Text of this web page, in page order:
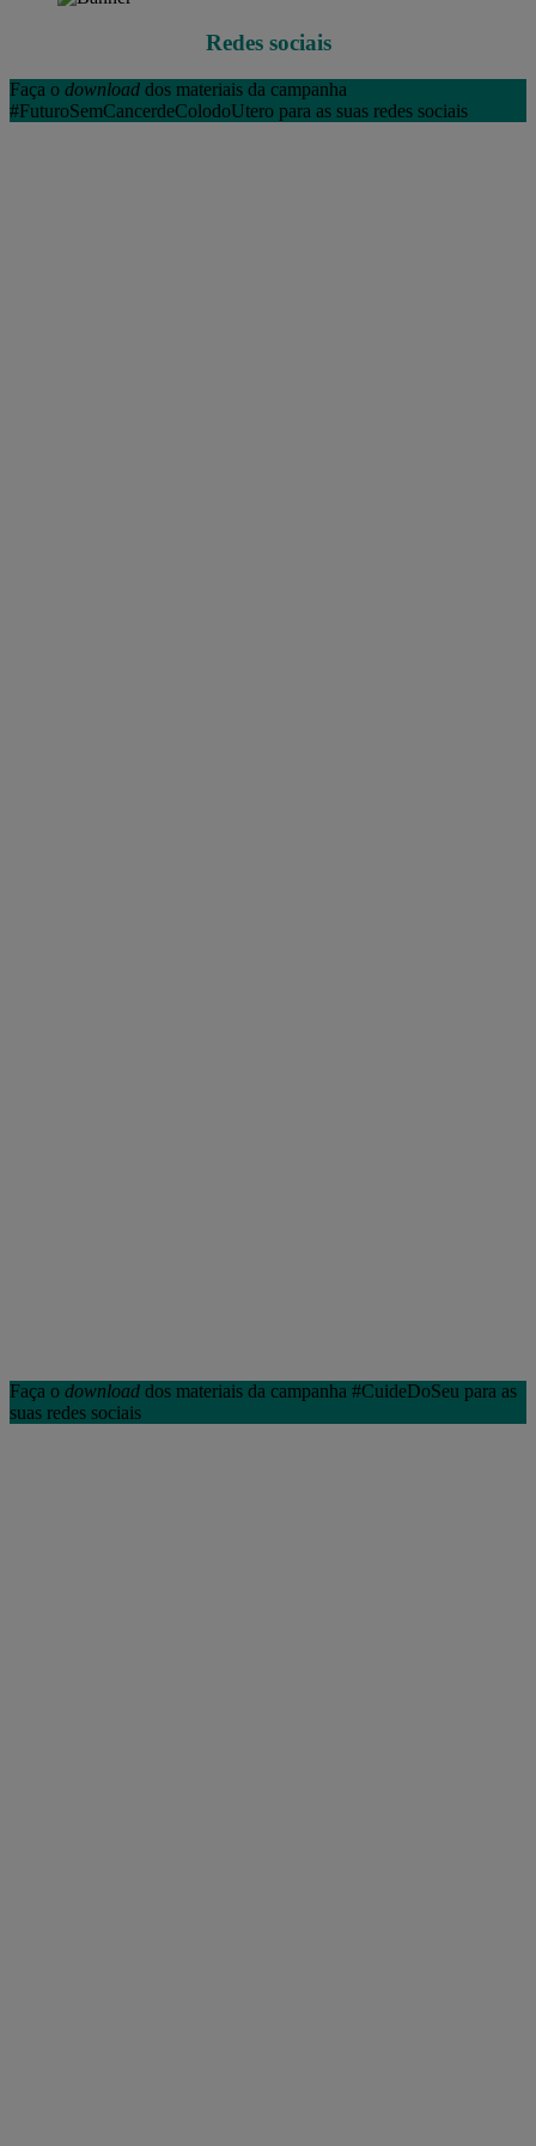
Redes sociais
Faça o download dos materiais da campanha
#FuturoSemCancerdeColodoUtero para as suas redes sociais
Faça o download dos materiais da campanha #CuideDoSeu para as
suas redes sociais